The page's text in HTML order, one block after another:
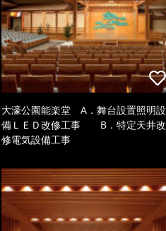
大濠公園能楽堂 A．舞台設置照明設
備ＬＥＤ改修工事 B．特定天井改
修電気設備工事